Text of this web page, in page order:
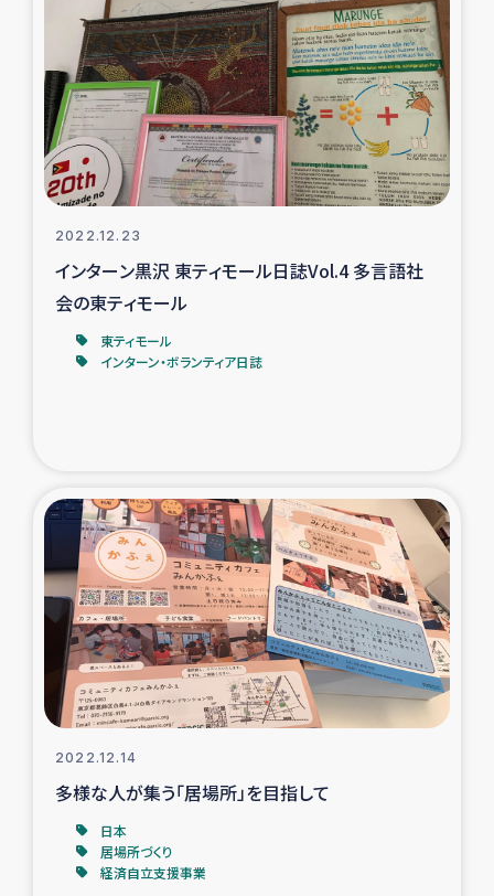
タイ国境ミャンマー移民子ども支援
漁民によるマングローブ植林活動
レバノンでのシリア難民への食糧・越冬支援
レバノンでのシリア難民への教育支援事業
レバノンでのシリア難民・レバノン人への農業支援
石巻市街地在宅被災者支援
復興応援隊の活動
仮設住宅生活支援・農業復興支援
漁業復興支援
経済自立支援事業
2022.12.23
インターン黒沢 東ティモール日誌Vol.4 多言語社
会の東ティモール
東ティモール
インターン・ボランティア日誌
2022.12.14
多様な人が集う「居場所」を目指して
日本
居場所づくり
経済自立支援事業